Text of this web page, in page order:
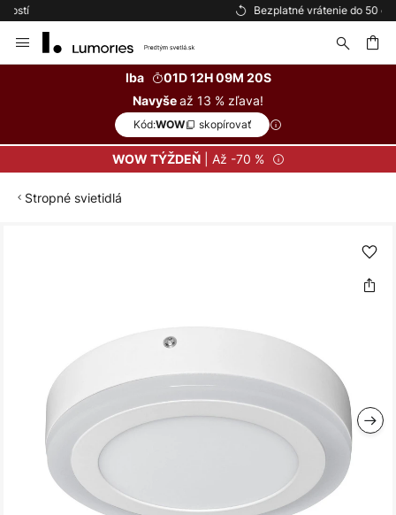
Bezplatné vrátenie do 50 dní
to
Iba
01D 12H 09M 20S
Navyšeaž 13 % zľava!
Kód:WOW skopírovať
WOW TÝŽDEŇ| Až -70 %
Stropné svietidlá